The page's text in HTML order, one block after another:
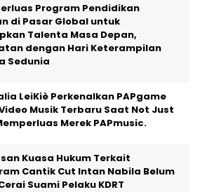
Program Pendidikan
di Pasar Global untuk
Talenta Masa Depan,
dengan Hari Keterampilan
Sedunia
LeiKiè Perkenalkan PAPgame
Musik Terbaru Saat Not Just
Merek PAPmusic.
Kuasa Hukum Terkait
Cantik Cut Intan Nabila Belum
Suami Pelaku KDRT